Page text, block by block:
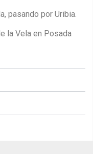
pasando por Uribia.
la Vela en Posada